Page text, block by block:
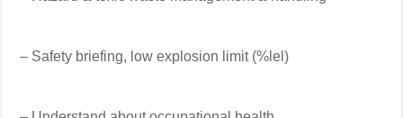
– Safety briefing, low explosion limit (%lel)